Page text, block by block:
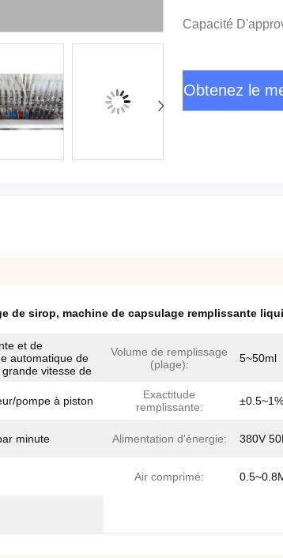
Capacité
Obtenez le
de sirop, machine de capsulage remplissante
et de
automatique de
vitesse de
Volume de remplissage
(plage):
5~50ml
pompe à piston
Exactitude
remplissante:
±0.5~1%
minute Alimentation d'énergie: 380V
Air comprimé: